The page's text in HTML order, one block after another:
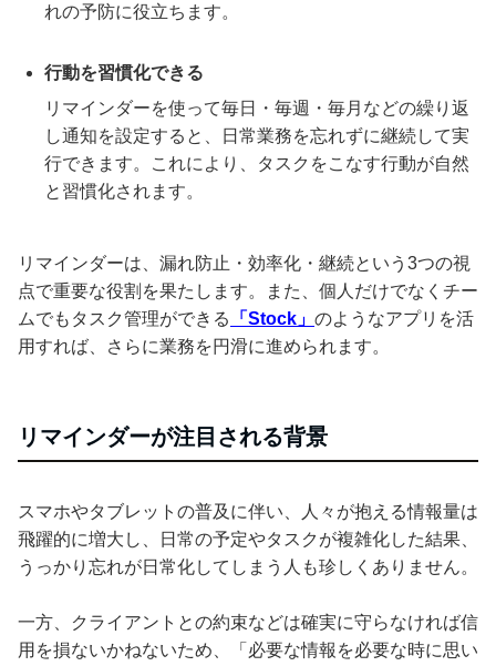
れの予防に役立ちます。
行動を習慣化できる
リマインダーを使って毎日・毎週・毎月などの繰り返
し通知を設定すると、日常業務を忘れずに継続して実
行できます。これにより、タスクをこなす行動が自然
と習慣化されます。
リマインダーは、漏れ防止・効率化・継続という3つの視
点で重要な役割を果たします。また、個人だけでなくチー
ムでもタスク管理ができる
「Stock」 のようなアプリを活
用すれば、さらに業務を円滑に進められます。
リマインダーが注目される背景
スマホやタブレットの普及に伴い、人々が抱える情報量は
飛躍的に増大し、日常の予定やタスクが複雑化した結果、
うっかり忘れが日常化してしまう人も珍しくありません。
一方、クライアントとの約束などは確実に守らなければ信
用を損ないかねないため、「必要な情報を必要な時に思い